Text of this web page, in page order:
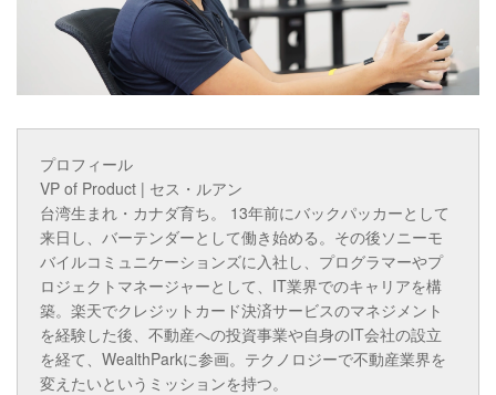
プロフィール
VP of Product | セス・ルアン
台湾生まれ・カナダ育ち。 13年前にバックパッカーとして
来日し、バーテンダーとして働き始める。その後ソニーモ
バイルコミュニケーションズに入社し、プログラマーやプ
ロジェクトマネージャーとして、IT業界でのキャリアを構
築。楽天でクレジットカード決済サービスのマネジメント
を経験した後、不動産への投資事業や自身のIT会社の設立
を経て、WealthParkに参画。テクノロジーで不動産業界を
変えたいというミッションを持つ。